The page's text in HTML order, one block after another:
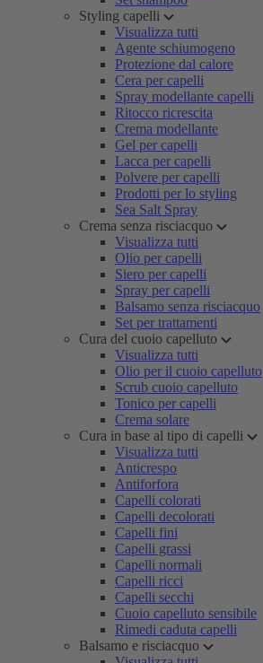
Styling capelli
Visualizza tutti
Agente schiumogeno
Protezione dal calore
Cera per capelli
Spray modellante capelli
Ritocco ricrescita
Crema modellante
Gel per capelli
Lacca per capelli
Polvere per capelli
Prodotti per lo styling
Sea Salt Spray
Crema senza risciacquo
Visualizza tutti
Olio per capelli
Siero per capelli
Spray per capelli
Balsamo senza risciacquo
Set per trattamenti
Cura del cuoio capelluto
Visualizza tutti
Olio per il cuoio capelluto
Scrub cuoio capelluto
Tonico per capelli
Crema solare
Cura in base al tipo di capelli
Visualizza tutti
Anticrespo
Antiforfora
Capelli colorati
Capelli decolorati
Capelli fini
Capelli grassi
Capelli normali
Capelli ricci
Capelli secchi
Cuoio capelluto sensibile
Rimedi caduta capelli
Balsamo e risciacquo